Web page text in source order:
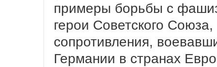
примеры борьбы с
герои Советского
сопротивления,
Германии в странах